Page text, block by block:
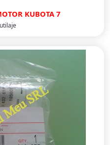
KUBOTA 7